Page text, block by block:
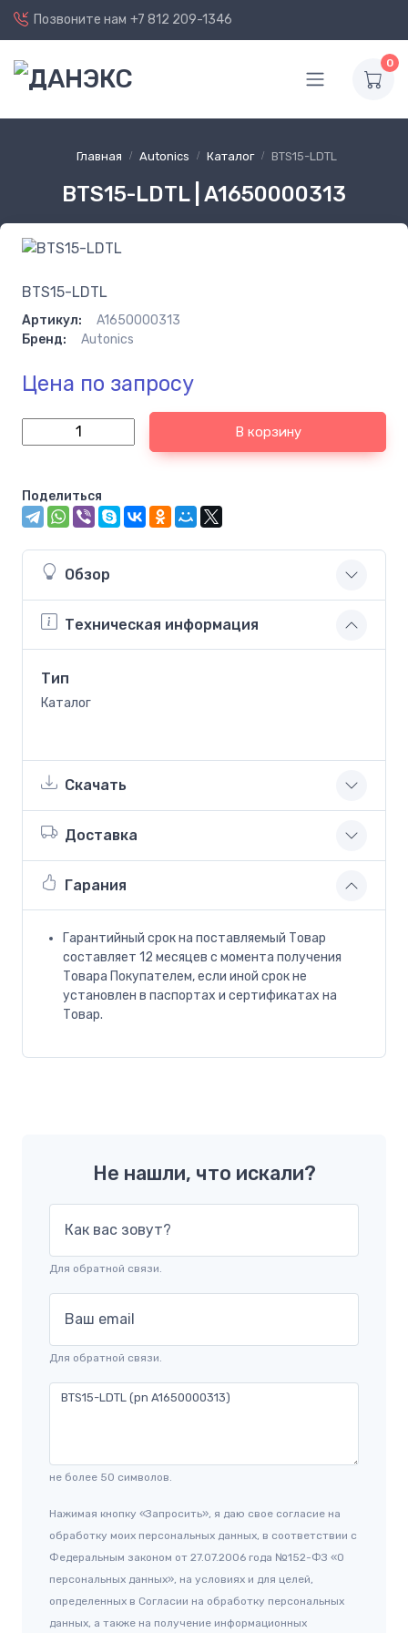
Позвоните нам +7 812 209-1346
0
Главная Autonics Каталог BTS15-LDTL
BTS15-LDTL | A1650000313
BTS15-LDTL
Артикул:
A1650000313
Бренд:
Autonics
Цена по запросу
В корзину
Поделиться
Обзор
Техническая информация
Тип
Каталог
Скачать
Доставка
Гарания
Гарантийный срок на поставляемый Товар
составляет 12 месяцев с момента получения
Товара Покупателем, если иной срок не
установлен в паспортах и сертификатах на
Товар.
Не нашли, что искали?
Как вас зовут?
Для обратной связи.
Ваш email
Для обратной связи.
не более 50 символов.
Нажимая кнопку «Запросить», я даю свое согласие на
обработку моих персональных данных, в соответствии с
Федеральным законом от 27.07.2006 года №152-ФЗ «О
персональных данных», на условиях и для целей,
определенных в Согласии на обработку персональных
данных, а также на получение информационных